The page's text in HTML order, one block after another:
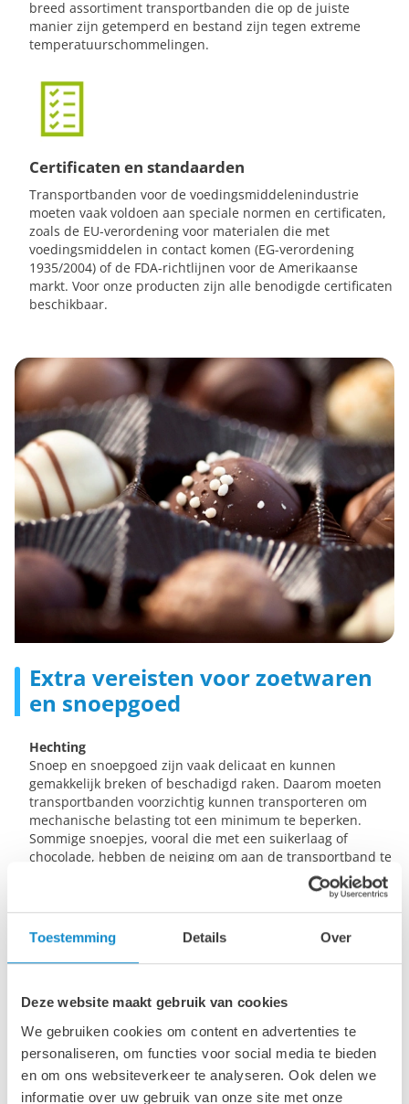
Toestemming Details Over
Deze website maakt gebruik van cookies
We gebruiken cookies om content en advertenties te
personaliseren, om functies voor social media te bieden
en om ons websiteverkeer te analyseren. Ook delen we
informatie over uw gebruik van onze site met onze
breed assortiment transportbanden die op de juiste
manier zijn getemperd en bestand zijn tegen extreme
temperatuurschommelingen.
Certificaten en standaarden
Transportbanden voor de voedingsmiddelenindustrie
moeten vaak voldoen aan speciale normen en certificaten,
zoals de EU-verordening voor materialen die met
voedingsmiddelen in contact komen (EG-verordening
1935/2004) of de FDA-richtlijnen voor de Amerikaanse
markt. Voor onze producten zijn alle benodigde certificaten
beschikbaar.
Extra vereisten voor zoetwaren
en snoepgoed
Hechting
Snoep en snoepgoed zijn vaak delicaat en kunnen
gemakkelijk breken of beschadigd raken. Daarom moeten
transportbanden voorzichtig kunnen transporteren om
mechanische belasting tot een minimum te beperken.
Sommige snoepjes, vooral die met een suikerlaag of
chocolade, hebben de neiging om aan de transportband te
blijven plakken. Daarom worden vaak speciale coatings
zoals siliconen of PU met verschillende oppervlakken
gebruikt om plakken te voorkomen.
Antistatisch
Bij het verwerken van snoep en zoetwaren kan statische
machines kan blijven plakken. Daarom zijn de meeste van
eigenschappen om dit probleem te voorkomen.
Temperaturen
Aangezien zoetwaren en snoep vaak bij verschillende